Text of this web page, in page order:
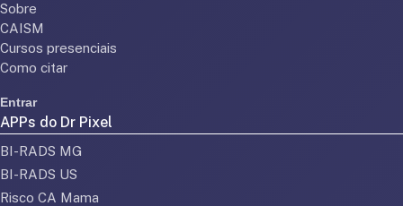
Sobre
CAISM
Cursos presenciais
Como citar
Entrar
APPs do Dr Pixel
BI-RADS MG
BI-RADS US
Risco CA Mama